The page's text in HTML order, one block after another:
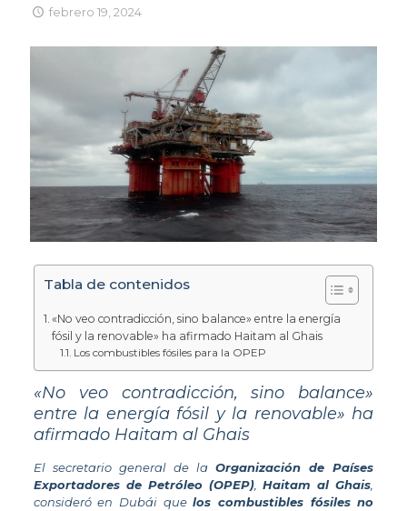
febrero 19, 2024
Tabla de contenidos
«No veo contradicción, sino balance» entre la energía
fósil y la renovable» ha afirmado Haitam al Ghais
Los combustibles fósiles para la OPEP
«No veo contradicción, sino balance»
entre la energía fósil y la renovable» ha
afirmado Haitam al Ghais
El secretario general de laOrganización de Países
Exportadores de Petróleo (OPEP) ,Haitam al Ghais
consideró en Dubái quelos combustibles fósiles no